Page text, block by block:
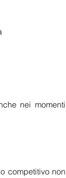
nei momenti
competitivo non